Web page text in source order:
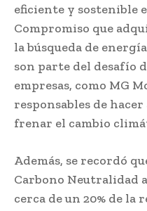
eficiente y sostenible
Compromiso que
la búsqueda de
son parte del desafío
empresas, como MG
responsables de
frenar el cambio
Además, se recordó
Carbono Neutralidad
cerca de un 20% de la